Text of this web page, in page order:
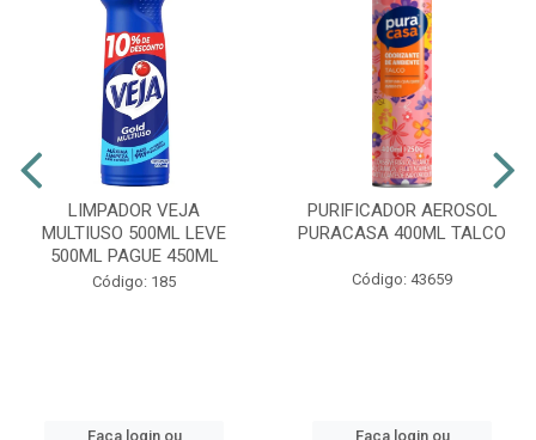
LIMPADOR VEJA
MULTIUSO 500ML LEVE
500ML PAGUE 450ML
Código: 185
Faça login ou
PURIFICADOR AEROSOL
PURACASA 400ML TALCO
Código: 43659
Faça login ou